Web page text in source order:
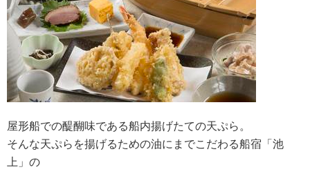
屋形船での醍醐味である船内揚げたての天ぷら。
そんな天ぷらを揚げるための油にまでこだわる船宿「池
上」の